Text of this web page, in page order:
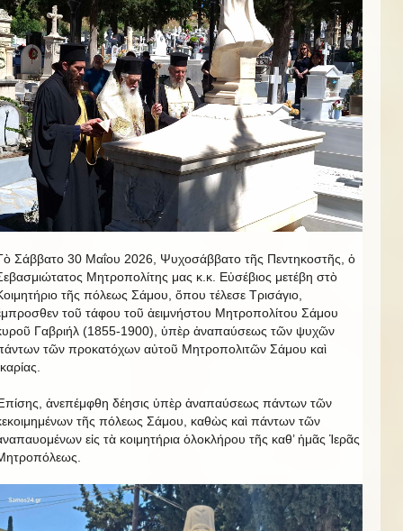
Σάββατο 30 Μαΐου 2026, Ψυχοσάββατο τῆς Πεντηκοστῆς, ὁ
Μητροπολίτης μας κ.κ. Εὐσέβιος μετέβη στὸ
τῆς πόλεως Σάμου, ὅπου τέλεσε Τρισάγιο,
τοῦ τάφου τοῦ ἀειμνήστου Μητροπολίτου Σάμου
Γαβριήλ (1855-1900), ὑπὲρ ἀναπαύσεως τῶν ψυχῶν
τῶν προκατόχων αὐτοῦ Μητροπολιτῶν Σάμου καὶ
ἀνεπέμφθη δέησις ὑπὲρ ἀναπαύσεως πάντων τῶν
τῆς πόλεως Σάμου, καθὼς καὶ πάντων τῶν
εἰς τὰ κοιμητήρια ὁλοκλήρου τῆς καθ’ ἡμᾶς Ἱερᾶς